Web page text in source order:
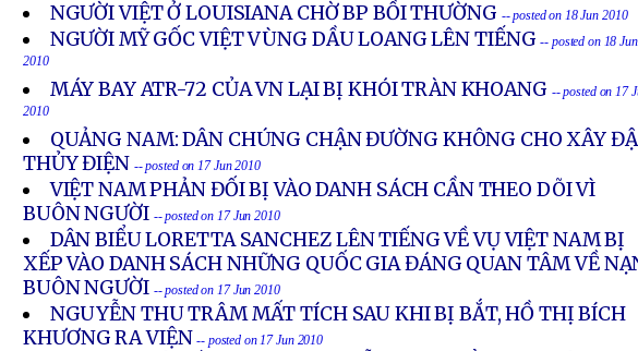
NGƯỜI VIỆT Ở LOUISIANA CHỜ BP BỒI THƯỜNG -- posted on 18 Jun 2010
NGƯỜI MỸ GỐC VIỆT VÙNG DẦU LOANG LÊN TIẾNG -- posted on 18 Jun
2010
MÁY BAY ATR-72 CỦA VN LẠI BỊ KHÓI TRÀN KHOANG -- posted on 17
2010
QUẢNG NAM: DÂN CHÚNG CHẬN ĐƯỜNG KHÔNG CHO XÂY
THỦY ĐIỆN -- posted on 17 Jun 2010
VIỆT NAM PHẢN ĐỐI BỊ VÀO DANH SÁCH CẦN THEO DÕI VÌ
BUÔN NGƯỜI -- posted on 17 Jun 2010
DÂN BIỂU LORETTA SANCHEZ LÊN TIẾNG VỀ VỤ VIỆT NAM BỊ
XẾP VÀO DANH SÁCH NHỮNG QUỐC GIA ĐÁNG QUAN TÂM VỀ
BUÔN NGƯỜI -- posted on 17 Jun 2010
NGUYỄN THU TRÂM MẤT TÍCH SAU KHI BỊ BẮT, HỒ THỊ BÍCH
KHƯƠNG RA VIỆN -- posted on 17 Jun 2010